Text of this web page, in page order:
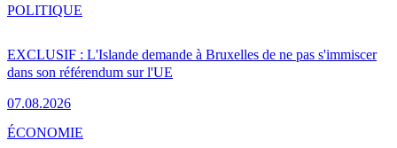
EXCLUSIF : L'Islande demande à Bruxelles de ne pas s'immiscer
dans son référendum sur l'UE
07.08.2026
POLITIQUE
ÉCONOMIE